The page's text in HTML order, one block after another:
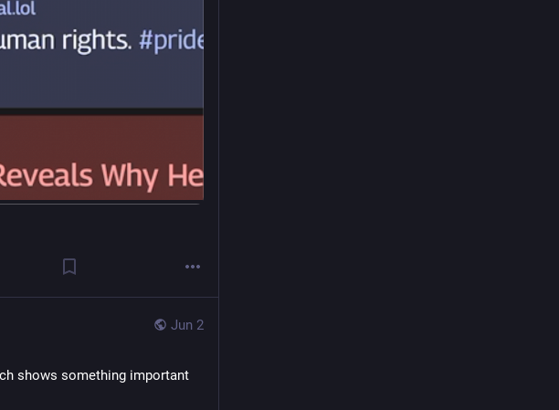
Jun 2
shows something important